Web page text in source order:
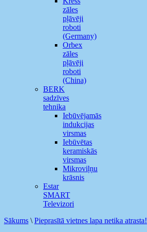
zāles
pļāvēji
roboti
(Germany)
Orbex
zāles
pļāvēji
roboti
(China)
BERK
sadzīves
tehnika
Iebūvējamās
indukcijas
virsmas
Iebūvētas
keramiskās
virsmas
Mikroviļņu
krāsnis
Estar
SMART
Televizori
Sākums \ Pieprasītā vietnes lapa netika atrasta!